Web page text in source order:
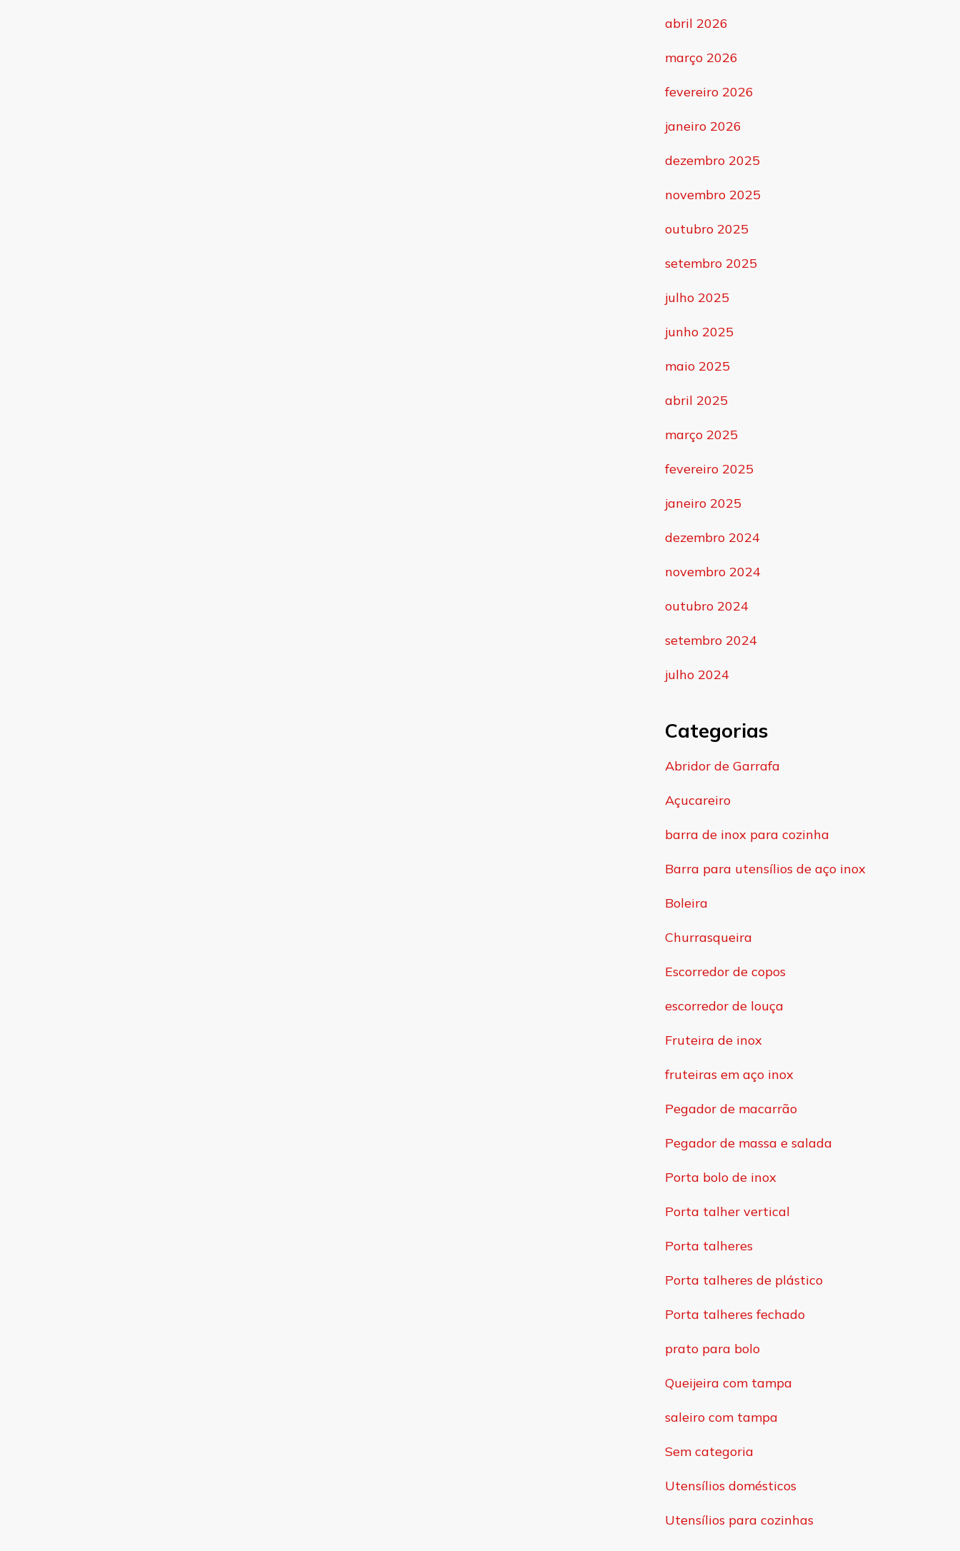
abril 2026
março 2026
fevereiro 2026
janeiro 2026
dezembro 2025
novembro 2025
outubro 2025
setembro 2025
julho 2025
junho 2025
maio 2025
abril 2025
março 2025
fevereiro 2025
janeiro 2025
dezembro 2024
novembro 2024
outubro 2024
setembro 2024
julho 2024
Categorias
Abridor de Garrafa
Açucareiro
barra de inox para cozinha
Barra para utensílios de aço inox
Boleira
Churrasqueira
Escorredor de copos
escorredor de louça
Fruteira de inox
fruteiras em aço inox
Pegador de macarrão
Pegador de massa e salada
Porta bolo de inox
Porta talher vertical
Porta talheres
Porta talheres de plástico
Porta talheres fechado
prato para bolo
Queijeira com tampa
saleiro com tampa
Sem categoria
Utensílios domésticos
Utensílios para cozinhas